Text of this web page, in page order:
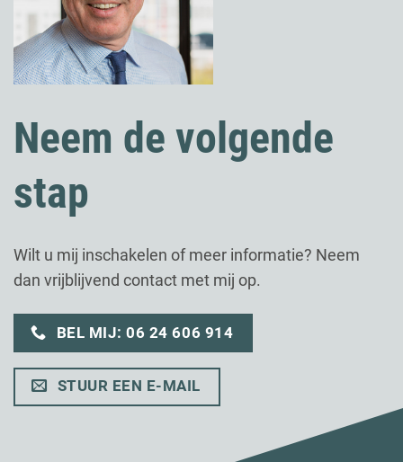
Neem de volgende
stap
Wilt u mij inschakelen of meer informatie? Neem
dan vrijblijvend contact met mij op.
BEL MIJ: 06 24 606 914
STUUR EEN E-MAIL